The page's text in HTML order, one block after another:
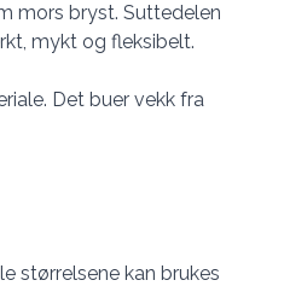
mors bryst. Suttedelen
mykt og fleksibelt.
Det buer vekk fra
størrelsene kan brukes